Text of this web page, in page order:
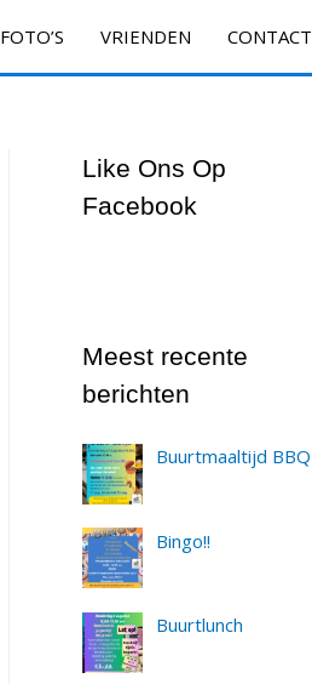
FOTO’S VRIENDEN CONTACT
Like Ons Op
Facebook
Meest recente
berichten
Buurtmaaltijd BBQ
Bingo!!
Buurtlunch